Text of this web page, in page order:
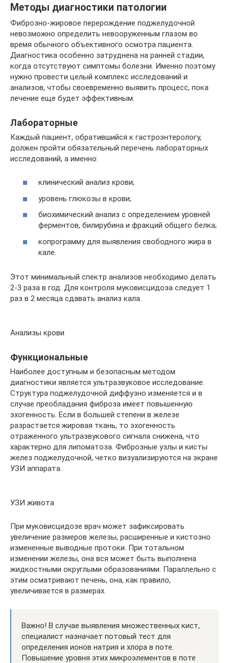
Методы диагностики патологии
Фиброзно-жировое перерождение поджелудочной
невозможно определить невооруженным глазом во
время обычного объективного осмотра пациента.
Диагностика особенно затруднена на ранней стадии,
когда отсутствуют симптомы болезни. Именно поэтому
нужно провести целый комплекс исследований и
анализов, чтобы своевременно выявить процесс, пока
лечение еще будет эффективным.
Лабораторные
Каждый пациент, обратившийся к гастроэнтерологу,
должен пройти обязательный перечень лабораторных
исследований, а именно:
клинический анализ крови;
уровень глюкозы в крови;
биохимический анализ с определением уровней
ферментов, билирубина и фракций общего белка;
копрограмму для выявления свободного жира в
кале.
Этот минимальный спектр анализов необходимо делать
2-3 раза в год. Для контроля муковисцидоза следует 1
раз в 2 месяца сдавать анализ кала.
Анализы крови
Функциональные
Наиболее доступным и безопасным методом
диагностики является ультразвуковое исследование.
Структура поджелудочной диффузно изменяется и в
случае преобладания фиброза имеет повышенную
эхогенность. Если в большей степени в железе
разрастается жировая ткань, то эхогенность
отраженного ультразвукового сигнала снижена, что
характерно для липоматоза. Фиброзные узлы и кисты
желез поджелудочной, четко визуализируются на экране
УЗИ аппарата.
УЗИ живота
При муковисцидозе врач может зафиксировать
увеличение размеров железы, расширенные и кистозно
измененные выводные протоки. При тотальном
изменении железы, она вся может быть выполнена
жидкостными округлыми образованиями. Параллельно с
этим осматривают печень, она, как правило,
увеличивается в размерах.
Важно! В случае выявления множественных кист,
специалист назначает потовый тест для
определения ионов натрия и хлора в поте.
Повышение уровня этих микроэлементов в поте